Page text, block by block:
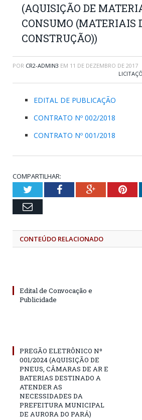
(AQUISIÇÃO DE
CONSUMO (MATERIAIS
CONSTRUÇÃO))
POR CR2-ADMIN3 EM 11 DE DEZEMBRO DE 2017
EDITAL DE PUBLICAÇÃO
CONTRATO Nº 002/2018
CONTRATO Nº 001/2018
COMPARTILHAR:
TwitterFacebookGoogle+
Email
CONTEÚDO RELACIONADO
Edital de Convocação e
Publicidade
PREGÃO ELETRÔNICO Nº
001/2024 (AQUISIÇÃO DE
PNEUS, CÂMARAS DE AR E
BATERIAS DESTINADO A
ATENDER AS
NECESSIDADES DA
PREFEITURA MUNICIPAL
DE AURORA DO PARÁ)